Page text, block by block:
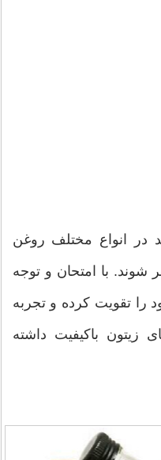
در انواع مختلف روغن
شوند. با امتحان و توجه
را تقویت کرده و تجربه
باکیفیت داشته